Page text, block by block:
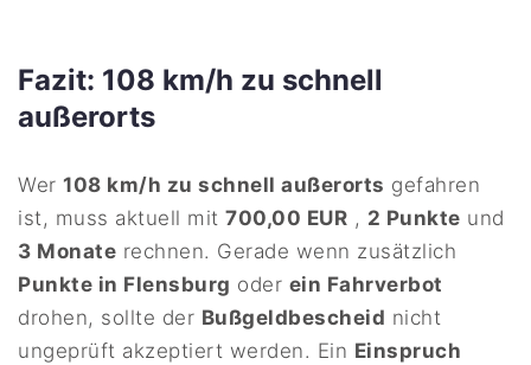
Fazit: 108 km/h zu schnell
außerorts
Wer108 km/h zu schnell außerorts gefahren
ist, muss aktuell mit700,00 EUR , 2 Punkte und
3 Monate rechnen. Gerade wenn zusätzlich
Punkte in Flensburg oder ein Fahrverbot
drohen, sollte der Bußgeldbescheid nicht
ungeprüft akzeptiert werden. Ein Einspruch